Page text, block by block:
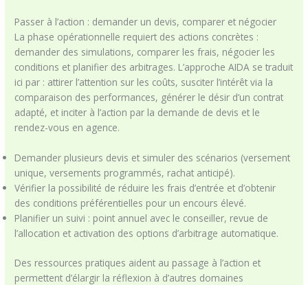
Passer à l’action : demander un devis, comparer et négocier
La phase opérationnelle requiert des actions concrètes :
demander des simulations, comparer les frais, négocier les
conditions et planifier des arbitrages. L’approche AIDA se traduit
ici par : attirer l’attention sur les coûts, susciter l’intérêt via la
comparaison des performances, générer le désir d’un contrat
adapté, et inciter à l’action par la demande de devis et le
rendez-vous en agence.
Demander plusieurs devis et simuler des scénarios (versement
unique, versements programmés, rachat anticipé).
Vérifier la possibilité de réduire les frais d’entrée et d’obtenir
des conditions préférentielles pour un encours élevé.
Planifier un suivi : point annuel avec le conseiller, revue de
l’allocation et activation des options d’arbitrage automatique.
Des ressources pratiques aident au passage à l’action et
permettent d’élargir la réflexion à d’autres domaines